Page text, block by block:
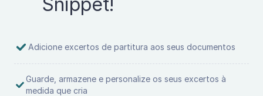
Adicione excertos de partitura aos seus documentos
Guarde, armazene e personalize os seus excertos à
medida que cria